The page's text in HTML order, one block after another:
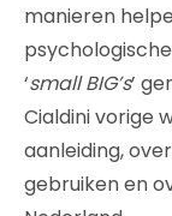
manieren
‘small BIG’s’
Cialdini vorige
aanleiding,
gebruiken en